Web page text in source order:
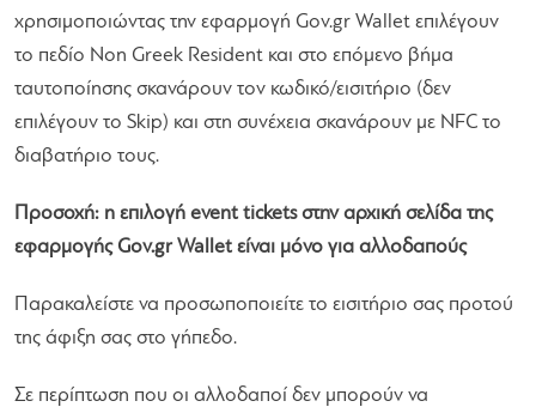
χρησιμοποιώντας την εφαρμογή Gov.gr Wallet επιλέγουν
το πεδίο Non Greek Resident και στο επόμενο βήμα
ταυτοποίησης σκανάρουν τον κωδικό/εισιτήριο (δεν
επιλέγουν το Skip) και στη συνέχεια σκανάρουν με NFC το
διαβατήριο τους.
Προσοχή: η επιλογή event tickets στην αρχική σελίδα της
εφαρμογής Gov.gr Wallet είναι μόνο για αλλοδαπούς
Παρακαλείστε να προσωποποιείτε το εισιτήριο σας προτού
της άφιξη σας στο γήπεδο.
Σε περίπτωση που οι αλλοδαποί δεν μπορούν να